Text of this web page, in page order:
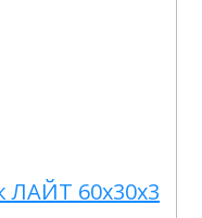
ЛАЙТ 60х30х3